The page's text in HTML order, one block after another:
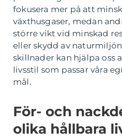
fokusera mer på att
växthusgaser, medan
större vikt vid minskad
eller skydd av
skillnader kan hjälpa oss
livsstil som passar våra
mål.
För- och
olika hållbara